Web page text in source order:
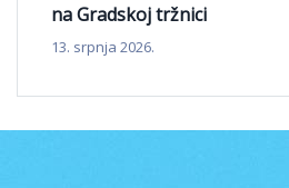
na Gradskoj tržnici
13. srpnja 2026.